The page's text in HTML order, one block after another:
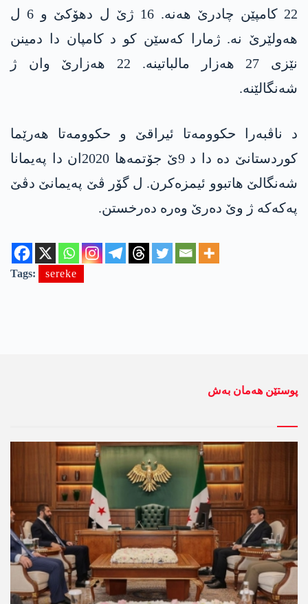
22 کامپێن چادرێ هەنە. 16 ژێ ل دهۆکێ و 6 ل
هەولێرێ نە. ژمارا کەسێن کو د کامپان دا دمینن
نێزی 27 هەزار مالباتینە. 22 هەزارێ وان ژ
شەنگالێنە.
د ناڤبەرا حکوومەتا ئیراقێ و حکوومەتا هەرێما
کوردستانێ دە دا د 9ێ جۆتمەها 2020ان دا پەیمانا
شەنگالێ هاتبوو ئیمزەکرن. ل گۆر ڤێ پەیمانێ دڤێ
په‌كه‌كە ژ وێ دەرێ وەرە دەرخستن.
Tags: sereke
پوستێن ھەمان بەش